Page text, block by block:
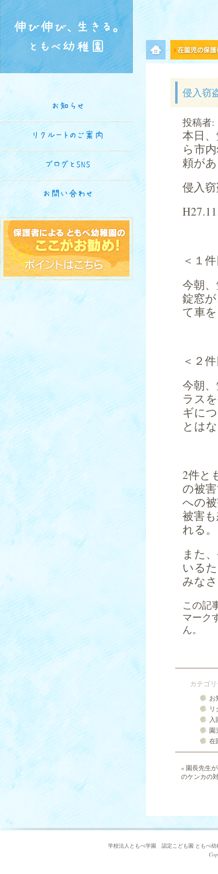
伸び伸び、生きる。
ともべ幼稚園
メニュー項目
侵入窃
投稿者:
本日
ら市
頼が
侵入
＜１
今朝
錠窓
て車
＜２
今朝
ラス
ギに
とは
2件と
の被
への
被害
れる。
また
いる
みな
この記
マーク
ん。
カテゴ
お
入
園
在
« 園長先生
のケンカの
お知らせ
リクルートのご案内
ブログとSNS
お問い合わせ
学校法人ともべ学園 認定こども園 ともべ